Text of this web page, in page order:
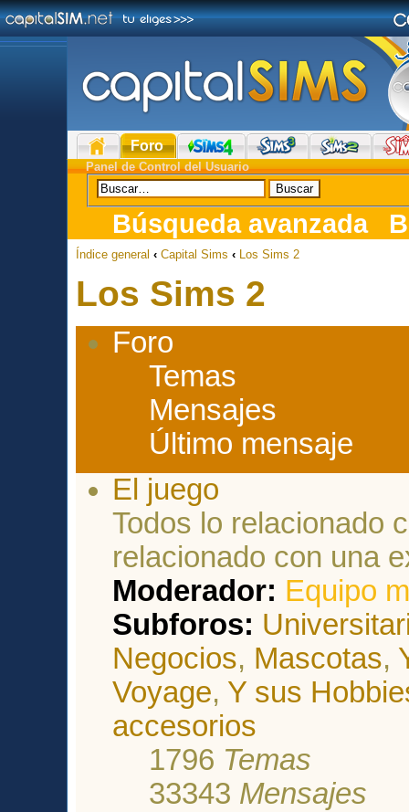
Foro
Panel de Control del Usuario
Búsqueda avanzada
Índice general ‹ Capital Sims ‹ Los Sims 2
Los Sims 2
Foro
Temas
Mensajes
Último mensaje
El juego
Todos lo relacionado
relacionado con una
Moderador: Equipo
Subforos:
Negocios, Mascotas,
Voyage, Y sus
accesorios
1796 Temas
33343 Mensajes